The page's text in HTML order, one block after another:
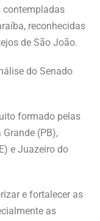
contempladas
reconhecidas
de São João.
do Senado
formado pelas
(PB),
e Juazeiro do
e fortalecer as
as